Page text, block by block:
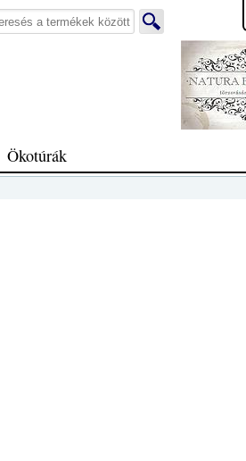
a webhelyen
Ökotúrák